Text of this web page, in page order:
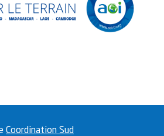
Coordination Sud